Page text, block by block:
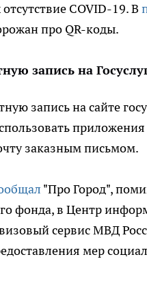
COVID-19. В
про QR-коды.
запись на
запись на сайте
приложения
заказным письмом.
"Про Город",
фонда, в Центр
сервис МВД
мер